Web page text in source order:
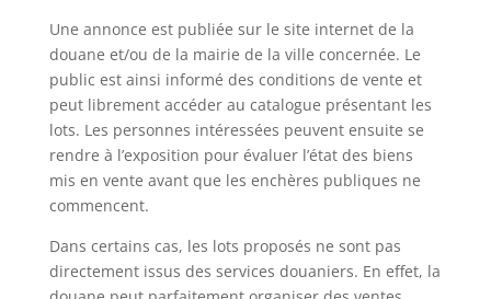
Une annonce est publiée sur le site internet de la
douane et/ou de la mairie de la ville concernée. Le
public est ainsi informé des conditions de vente et
peut librement accéder au catalogue présentant les
lots. Les personnes intéressées peuvent ensuite se
rendre à l’exposition pour évaluer l’état des biens
mis en vente avant que les enchères publiques ne
commencent.
Dans certains cas, les lots proposés ne sont pas
directement issus des services douaniers. En effet, la